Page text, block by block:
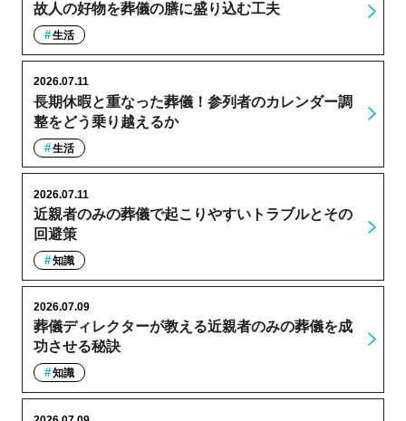
故人の好物を葬儀の膳に盛り込む工夫
生活
長期休暇と重なった葬儀！参列者のカレンダー調
整をどう乗り越えるか
2026.07.11
生活
近親者のみの葬儀で起こりやすいトラブルとその
回避策
2026.07.11
知識
葬儀ディレクターが教える近親者のみの葬儀を成
功させる秘訣
2026.07.09
知識